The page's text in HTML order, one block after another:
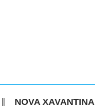
NOVA XAVANTINA